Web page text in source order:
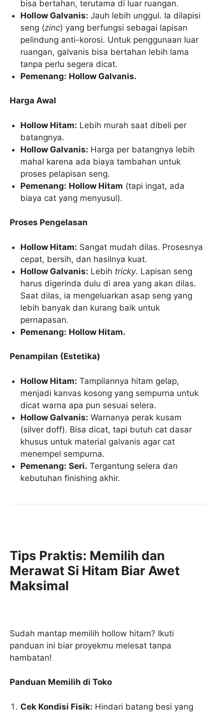
bisa bertahan, terutama di luar ruangan.
Hollow Galvanis: Jauh lebih unggul. Ia dilapisi
seng (zinc) yang berfungsi sebagai lapisan
pelindung anti-korosi. Untuk penggunaan luar
ruangan, galvanis bisa bertahan lebih lama
tanpa perlu segera dicat.
Pemenang: Hollow Galvanis.
Harga Awal
Hollow Hitam: Lebih murah saat dibeli per
batangnya.
Hollow Galvanis: Harga per batangnya lebih
mahal karena ada biaya tambahan untuk
proses pelapisan seng.
Pemenang: Hollow Hitam (tapi ingat, ada
biaya cat yang menyusul).
Proses Pengelasan
Hollow Hitam: Sangat mudah dilas. Prosesnya
cepat, bersih, dan hasilnya kuat.
Hollow Galvanis: Lebih tricky. Lapisan seng
harus digerinda dulu di area yang akan dilas.
Saat dilas, ia mengeluarkan asap seng yang
lebih banyak dan kurang baik untuk
pernapasan.
Pemenang: Hollow Hitam.
Penampilan (Estetika)
Hollow Hitam: Tampilannya hitam gelap,
menjadi kanvas kosong yang sempurna untuk
dicat warna apa pun sesuai selera.
Hollow Galvanis: Warnanya perak kusam
(silver doff). Bisa dicat, tapi butuh cat dasar
khusus untuk material galvanis agar cat
menempel sempurna.
Pemenang: Seri. Tergantung selera dan
kebutuhan finishing akhir.
Tips Praktis: Memilih dan
Merawat Si Hitam Biar Awet
Maksimal
Sudah mantap memilih hollow hitam? Ikuti
panduan ini biar proyekmu melesat tanpa
hambatan!
Panduan Memilih di Toko
Cek Kondisi Fisik: Hindari batang besi yang